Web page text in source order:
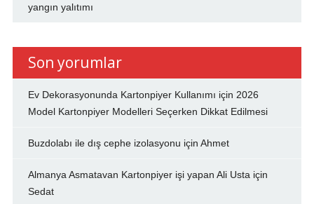
yangın yalıtımı
Son yorumlar
Ev Dekorasyonunda Kartonpiyer Kullanımı için 2026
Model Kartonpiyer Modelleri Seçerken Dikkat Edilmesi
Buzdolabı ile dış cephe izolasyonu için Ahmet
Almanya Asmatavan Kartonpiyer işi yapan Ali Usta için
Sedat